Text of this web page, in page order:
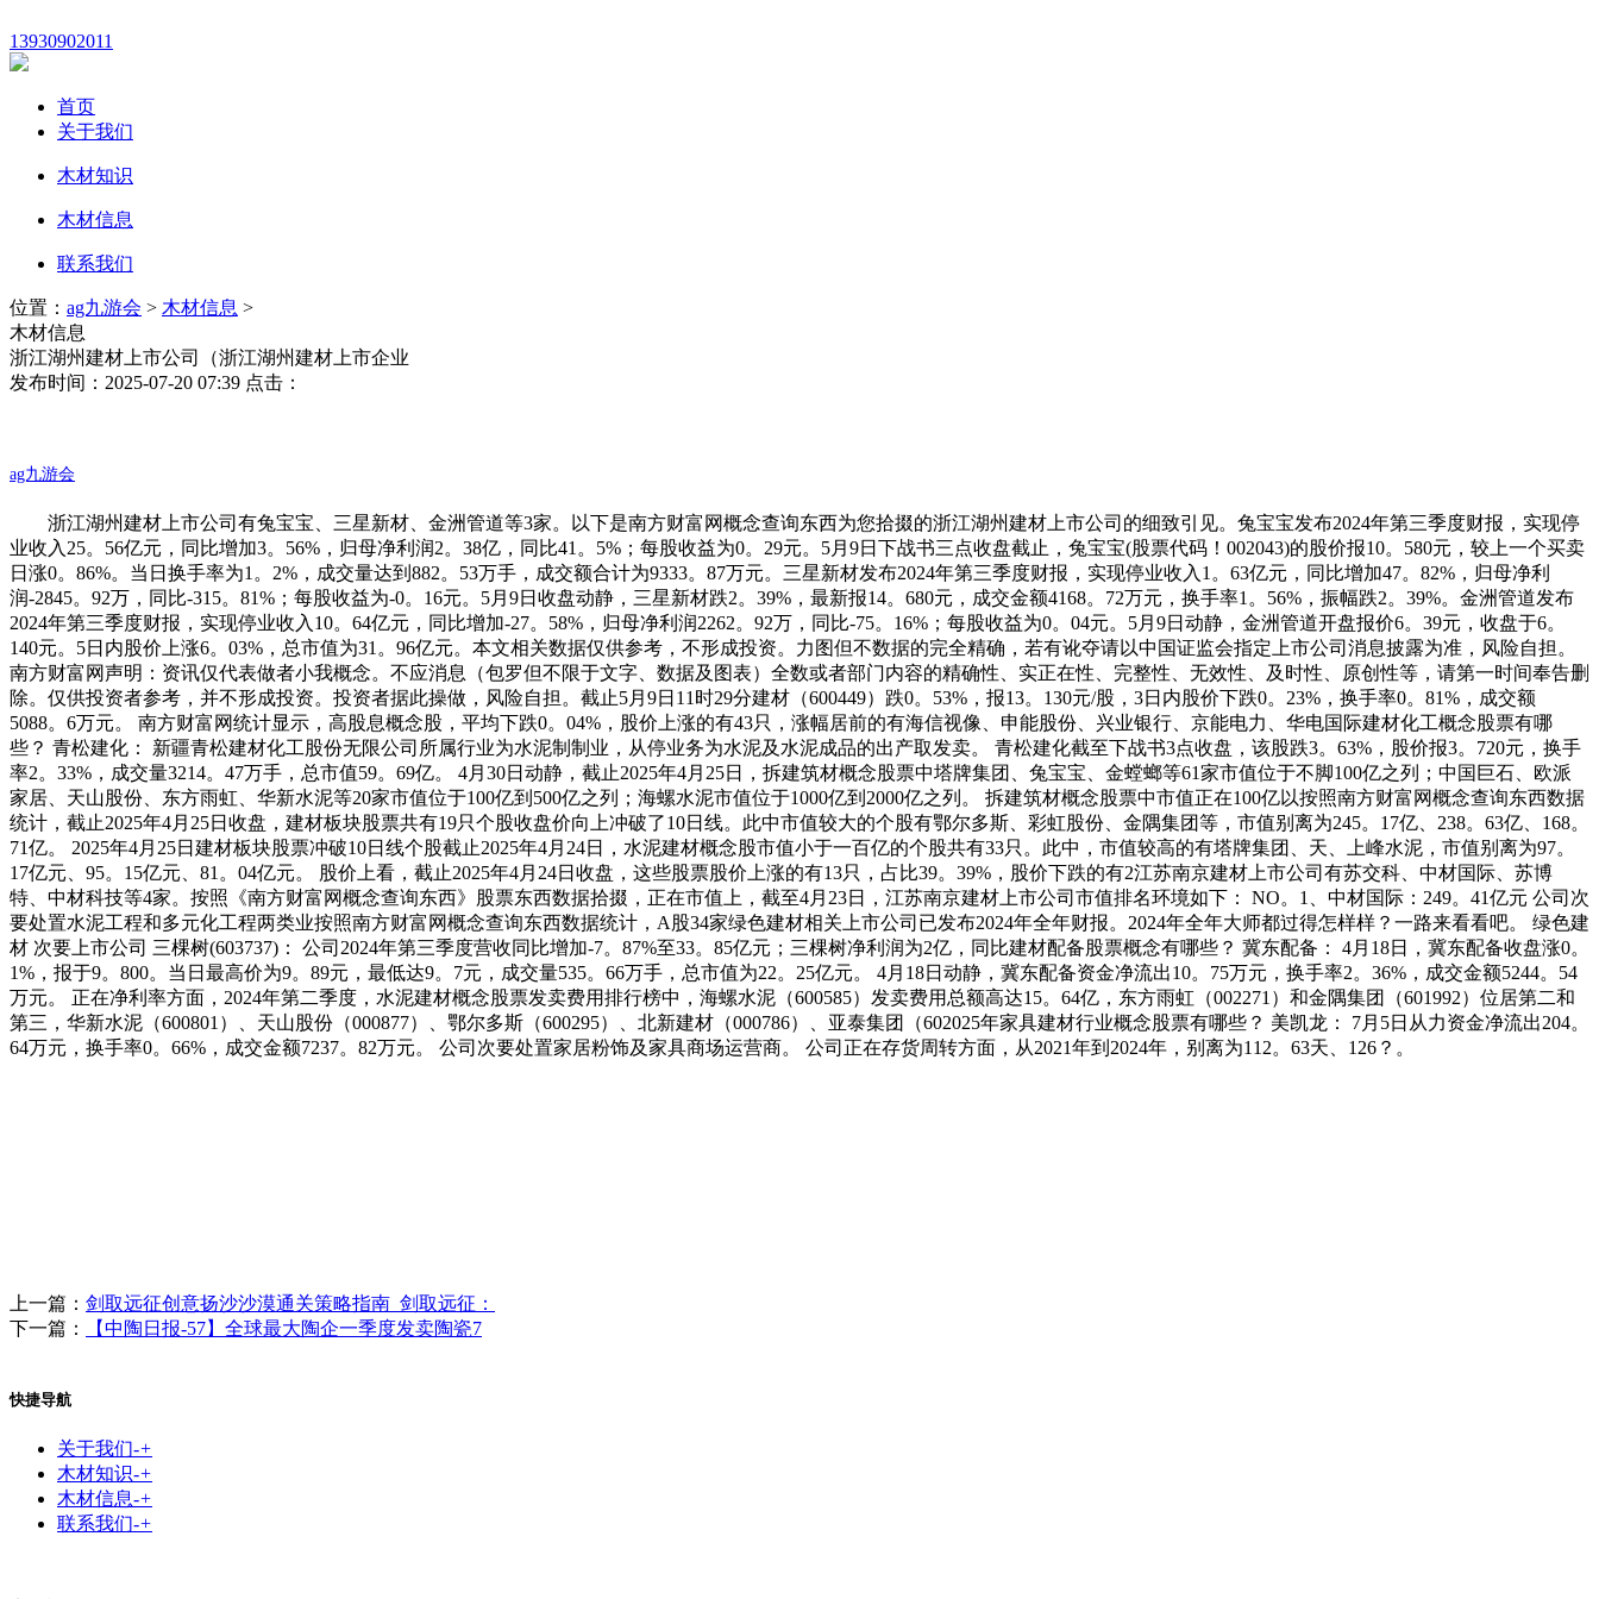
13930902011
首页
关于我们
木材知识
木材信息
联系我们
位置： ag九游会 > 木材信息 >
木材信息
浙江湖州建材上市公司（浙江湖州建材上市企业
发布时间：2025-07-20 07:39 点击：
ag九游会
浙江湖州建材上市公司有兔宝宝、三星新材、金洲管道等3家。以下是南方财富网概念查询东西为您拾掇的浙江湖州建材上市公司的细致引见。兔宝宝发布2024年第三季度财报，实现停
业收入25。56亿元，同比增加3。56%，归母净利润2。38亿，同比41。5%；每股收益为0。29元。5月9日下战书三点收盘截止，兔宝宝(股票代码！002043)的股价报10。580元，较上一个买卖
日涨0。86%。当日换手率为1。2%，成交量达到882。53万手，成交额合计为9333。87万元。三星新材发布2024年第三季度财报，实现停业收入1。63亿元，同比增加47。82%，归母净利
润-2845。92万，同比-315。81%；每股收益为-0。16元。5月9日收盘动静，三星新材跌2。39%，最新报14。680元，成交金额4168。72万元，换手率1。56%，振幅跌2。39%。金洲管道发布
2024年第三季度财报，实现停业收入10。64亿元，同比增加-27。58%，归母净利润2262。92万，同比-75。16%；每股收益为0。04元。5月9日动静，金洲管道开盘报价6。39元，收盘于6。
140元。5日内股价上涨6。03%，总市值为31。96亿元。本文相关数据仅供参考，不形成投资。力图但不数据的完全精确，若有讹夺请以中国证监会指定上市公司消息披露为准，风险自担。
南方财富网声明：资讯仅代表做者小我概念。不应消息（包罗但不限于文字、数据及图表）全数或者部门内容的精确性、实正在性、完整性、无效性、及时性、原创性等，请第一时间奉告删
除。仅供投资者参考，并不形成投资。投资者据此操做，风险自担。截止5月9日11时29分建材（600449）跌0。53%，报13。130元/股，3日内股价下跌0。23%，换手率0。81%，成交额
5088。6万元。 南方财富网统计显示，高股息概念股，平均下跌0。04%，股价上涨的有43只，涨幅居前的有海信视像、申能股份、兴业银行、京能电力、华电国际建材化工概念股票有哪
些？ 青松建化： 新疆青松建材化工股份无限公司所属行业为水泥制制业，从停业务为水泥及水泥成品的出产取发卖。 青松建化截至下战书3点收盘，该股跌3。63%，股价报3。720元，换手
率2。33%，成交量3214。47万手，总市值59。69亿。 4月30日动静，截止2025年4月25日，拆建筑材概念股票中塔牌集团、兔宝宝、金螳螂等61家市值位于不脚100亿之列；中国巨石、欧派
家居、天山股份、东方雨虹、华新水泥等20家市值位于100亿到500亿之列；海螺水泥市值位于1000亿到2000亿之列。 拆建筑材概念股票中市值正在100亿以按照南方财富网概念查询东西数据
统计，截止2025年4月25日收盘，建材板块股票共有19只个股收盘价向上冲破了10日线。此中市值较大的个股有鄂尔多斯、彩虹股份、金隅集团等，市值别离为245。17亿、238。63亿、168。
71亿。 2025年4月25日建材板块股票冲破10日线个股截止2025年4月24日，水泥建材概念股市值小于一百亿的个股共有33只。此中，市值较高的有塔牌集团、天、上峰水泥，市值别离为97。
17亿元、95。15亿元、81。04亿元。 股价上看，截止2025年4月24日收盘，这些股票股价上涨的有13只，占比39。39%，股价下跌的有2江苏南京建材上市公司有苏交科、中材国际、苏博
特、中材科技等4家。按照《南方财富网概念查询东西》股票东西数据拾掇，正在市值上，截至4月23日，江苏南京建材上市公司市值排名环境如下： NO。1、中材国际：249。41亿元 公司次
要处置水泥工程和多元化工程两类业按照南方财富网概念查询东西数据统计，A股34家绿色建材相关上市公司已发布2024年全年财报。2024年全年大师都过得怎样样？一路来看看吧。 绿色建
材 次要上市公司 三棵树(603737)： 公司2024年第三季度营收同比增加-7。87%至33。85亿元；三棵树净利润为2亿，同比建材配备股票概念有哪些？ 冀东配备： 4月18日，冀东配备收盘涨0。
1%，报于9。800。当日最高价为9。89元，最低达9。7元，成交量535。66万手，总市值为22。25亿元。 4月18日动静，冀东配备资金净流出10。75万元，换手率2。36%，成交金额5244。54
万元。 正在净利率方面，2024年第二季度，水泥建材概念股票发卖费用排行榜中，海螺水泥（600585）发卖费用总额高达15。64亿，东方雨虹（002271）和金隅集团（601992）位居第二和
第三，华新水泥（600801）、天山股份（000877）、鄂尔多斯（600295）、北新建材（000786）、亚泰集团（602025年家具建材行业概念股票有哪些？ 美凯龙： 7月5日从力资金净流出204。
64万元，换手率0。66%，成交金额7237。82万元。 公司次要处置家居粉饰及家具商场运营商。 公司正在存货周转方面，从2021年到2024年，别离为112。63天、126？。
上一篇： 剑取远征创意扬沙沙漠通关策略指南_剑取远征：
下一篇：
【中陶日报-57】全球最大陶企一季度发卖陶瓷7
快捷导航
关于我们-+
木材知识-+
木材信息-+
联系我们-+